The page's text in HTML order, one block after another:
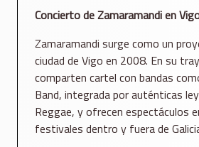
Concierto de Zamaramandi en
Zamaramandi surge como un
ciudad de Vigo en 2008. En su
comparten cartel con bandas
Band, integrada por auténticas
Reggae, y ofrecen espectáculos
festivales dentro y fuera de